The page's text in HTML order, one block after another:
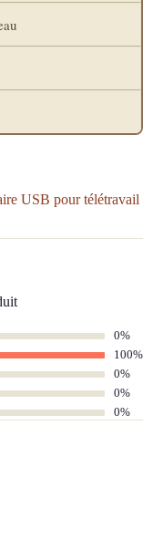
USB pour télétravail
0%
100%
0%
0%
0%